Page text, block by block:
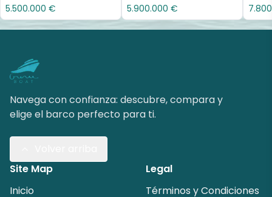
5.500.000 € 5.900.000 €
Navega con confianza: descubre, compara y
elige el barco perfecto para ti.
Site Map
Inicio
Legal
Términos y Condiciones